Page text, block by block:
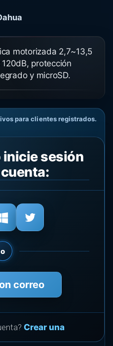
motorizada 2,7~13,5
protección
y microSD.
para clientes registrados.
inicie sesión
o
correo
Crear una